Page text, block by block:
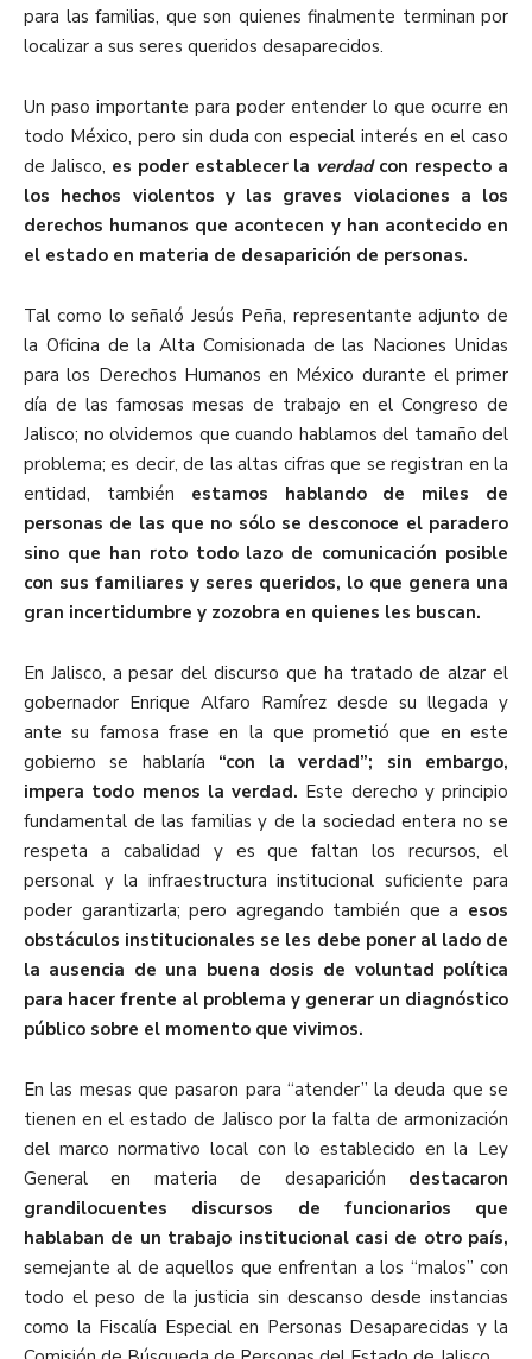
para las familias, que son quienes finalmente terminan por
localizar a sus seres queridos desaparecidos.
Un paso importante para poder entender lo que ocurre en
todo México, pero sin duda con especial interés en el caso
de Jalisco, es poder establecer la verdad con respecto a
los hechos violentos y las graves violaciones a los
derechos humanos que acontecen y han acontecido en
el estado en materia de desaparición de personas.
Tal como lo señaló Jesús Peña, representante adjunto de
la Oficina de la Alta Comisionada de las Naciones Unidas
para los Derechos Humanos en México durante el primer
día de las famosas mesas de trabajo en el Congreso de
Jalisco; no olvidemos que cuando hablamos del tamaño del
problema; es decir, de las altas cifras que se registran en la
entidad, también estamos hablando de miles de
personas de las que no sólo se desconoce el paradero
sino que han roto todo lazo de comunicación posible
con sus familiares y seres queridos, lo que genera una
gran incertidumbre y zozobra en quienes les buscan.
En Jalisco, a pesar del discurso que ha tratado de alzar el
gobernador Enrique Alfaro Ramírez desde su llegada y
ante su famosa frase en la que prometió que en este
gobierno se hablaría “con la verdad”; sin embargo,
impera todo menos la verdad. Este derecho y principio
fundamental de las familias y de la sociedad entera no se
respeta a cabalidad y es que faltan los recursos, el
personal y la infraestructura institucional suficiente para
poder garantizarla; pero agregando también que a esos
obstáculos institucionales se les debe poner al lado de
la ausencia de una buena dosis de voluntad política
para hacer frente al problema y generar un diagnóstico
público sobre el momento que vivimos.
En las mesas que pasaron para “atender” la deuda que se
tienen en el estado de Jalisco por la falta de armonización
del marco normativo local con lo establecido en la Ley
General en materia de desaparición destacaron
grandilocuentes discursos de funcionarios que
hablaban de un trabajo institucional casi de otro país,
semejante al de aquellos que enfrentan a los “malos” con
todo el peso de la justicia sin descanso desde instancias
como la Fiscalía Especial en Personas Desaparecidas y la